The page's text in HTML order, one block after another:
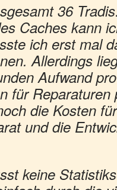
36
Caches kann
ich erst mal
Allerdings
Aufwand
für
die Kosten
und die
keine